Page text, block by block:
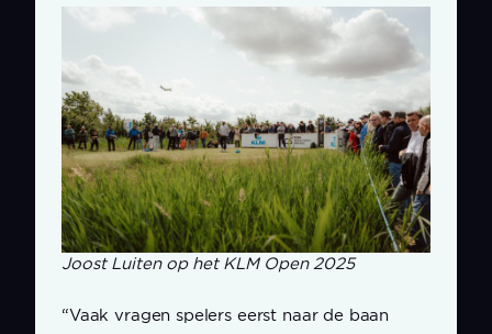
Joost Luiten op het KLM Open 2025
“Vaak vragen spelers eerst naar de baan